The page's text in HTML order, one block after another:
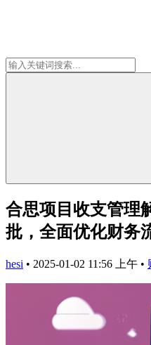
合思项目收支管理
批，全面优化财务
hesi • 2025-01-02 11:56 上午 •